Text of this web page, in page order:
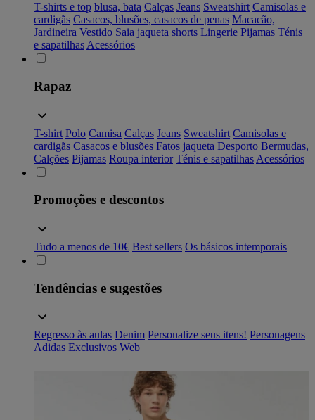
T-shirts e top blusa, bata Calças Jeans Sweatshirt Camisolas e
cardigãs Casacos, blusões, casacos de penas Macacão,
Jardineira Vestido Saia jaqueta shorts Lingerie Pijamas Ténis
e sapatilhas Acessórios
Rapaz
T-shirt Polo Camisa Calças Jeans Sweatshirt Camisolas e
cardigãs Casacos e blusões Fatos jaqueta Desporto Bermudas,
Calções Pijamas Roupa interior Ténis e sapatilhas Acessórios
Promoções e descontos
Tudo a menos de 10€ Best sellers Os básicos intemporais
Tendências e sugestões
Regresso às aulas Denim Personalize seus itens! Personagens
Adidas Exclusivos Web